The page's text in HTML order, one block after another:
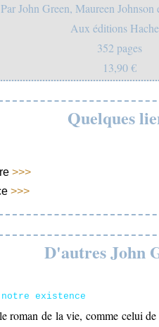
Par John Green, Maureen
Aux éditions
352 pages
13,90 €
Quelques
>>>
>>>
D'autres John
notre existence
roman de la vie, comme celui